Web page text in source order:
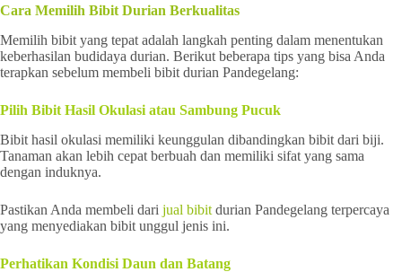
Cara Memilih Bibit Durian Berkualitas
Memilih bibit yang tepat adalah langkah penting dalam menentukan
keberhasilan budidaya durian. Berikut beberapa tips yang bisa Anda
terapkan sebelum membeli bibit durian Pandegelang:
Pilih Bibit Hasil Okulasi atau Sambung Pucuk
Bibit hasil okulasi memiliki keunggulan dibandingkan bibit dari biji.
Tanaman akan lebih cepat berbuah dan memiliki sifat yang sama
dengan induknya.
Pastikan Anda membeli dari jual bibit durian Pandegelang terpercaya
yang menyediakan bibit unggul jenis ini.
Perhatikan Kondisi Daun dan Batang